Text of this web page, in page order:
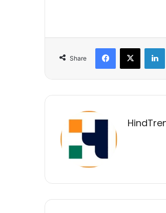
Share
Facebook
X